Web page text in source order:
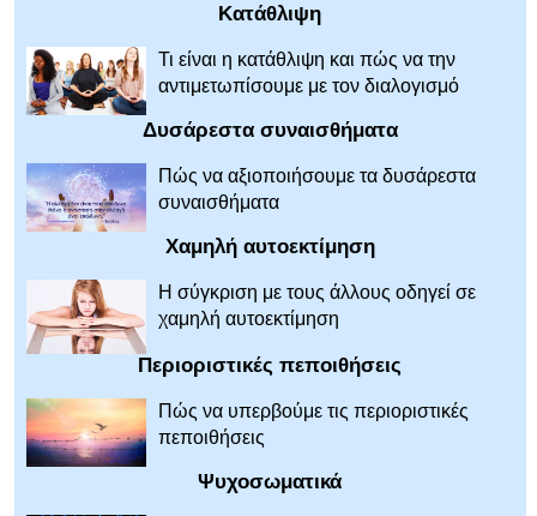
Κατάθλιψη
Τι είναι η κατάθλιψη και πώς να την
αντιμετωπίσουμε με τον διαλογισμό
Δυσάρεστα συναισθήματα
Πώς να αξιοποιήσουμε τα δυσάρεστα
συναισθήματα
Χαμηλή αυτοεκτίμηση
Η σύγκριση με τους άλλους οδηγεί σε
χαμηλή αυτοεκτίμηση
Περιοριστικές πεποιθήσεις
Πώς να υπερβούμε τις περιοριστικές
πεποιθήσεις
Ψυχοσωματικά